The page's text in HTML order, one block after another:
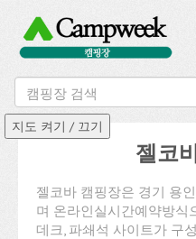
젤코
젤코바 캠핑장은 경기 용
며 온라인실시간예약방식
데크, 파쇄석 사이트가 구